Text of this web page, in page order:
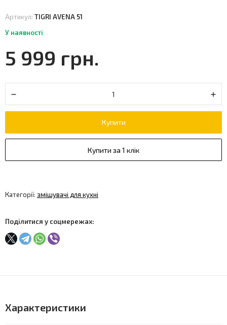
Артикул: TIGRI AVENA 51
У наявності
5 999 грн.
Купити
Купити за 1 клік
Категорії: змішувачі для кухні
Поділитися у соцмережах:
Характеристики